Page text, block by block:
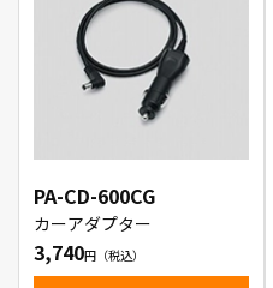
PA-CD-600CG
カーアダプター
3,740